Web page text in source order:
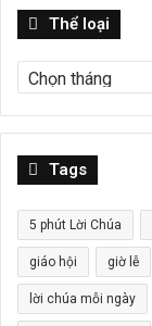
Thể loại
loại
Tags
5 phút Lời Chúa
giáo hội giờ lễ
lời chúa mỗi ngày